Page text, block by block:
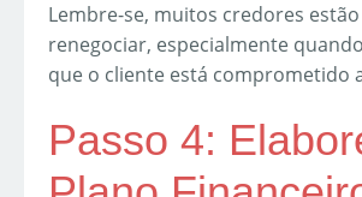
Lembre-se, muitos credores
renegociar, especialmente
que o cliente está comprometido
Passo 4: